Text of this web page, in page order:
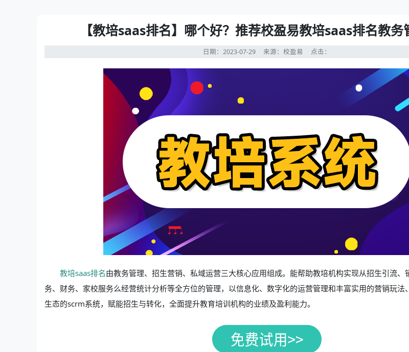
资讯详情：【教培saas排名】哪个好？推荐校盈易教培saas排名教务管理平台
【教培saas排名】哪个好？推荐校盈易教培saas排名教务
日期：2023-07-29 来源：校盈易 点击：
教培saas排名由教务管理、招生营销、私域运营三大核心应用组成。能帮助教培机构实现从招生引流、
务、财务、家校服务么经营统计分析等全方位的管理，以信息化、数字化的运营管理和丰富实用的营销玩法
生态的scrm系统，赋能招生与转化，全面提升教育培训机构的业绩及盈利能力。